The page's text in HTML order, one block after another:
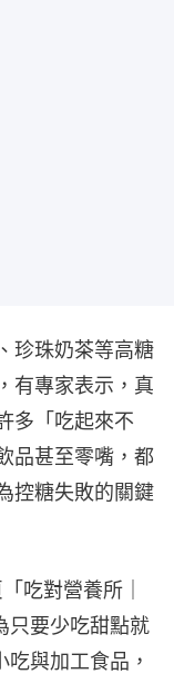
珍珠奶茶等高糖
有專家表示，真
多「吃起來不
品甚至零嘴，都
控糖失敗的關鍵
吃對營養所｜
只要少吃甜點就
與加工食品，